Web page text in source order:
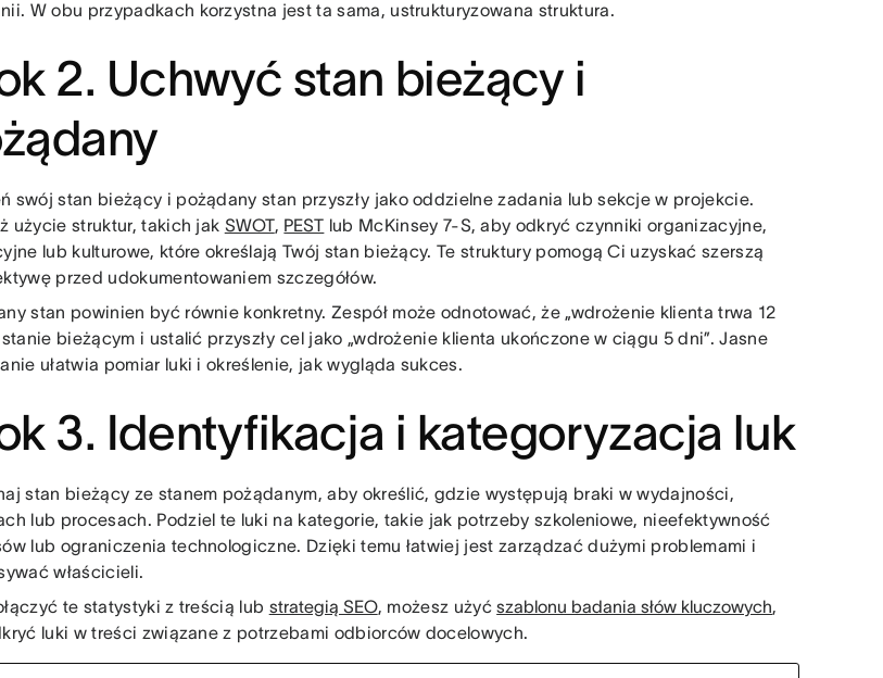
W obu przypadkach korzystna jest ta sama, ustrukturyzowana struktura.
2. Uchwyć stan bieżący i
swój stan bieżący i pożądany stan przyszły jako oddzielne zadania lub sekcje w projekcie.
użycie struktur, takich jak SWOT, PEST lub McKinsey 7-S, aby odkryć czynniki organizacyjne,
lub kulturowe, które określają Twój stan bieżący. Te struktury pomogą Ci uzyskać szerszą
przed udokumentowaniem szczegółów.
stan powinien być równie konkretny. Zespół może odnotować, że „wdrożenie klienta trwa 12
bieżącym i ustalić przyszły cel jako „wdrożenie klienta ukończone w ciągu 5 dni”. Jasne
ułatwia pomiar luki i określenie, jak wygląda sukces.
3. Identyfikacja i kategoryzacja luk
stan bieżący ze stanem pożądanym, aby określić, gdzie występują braki w wydajności,
lub procesach. Podziel te luki na kategorie, takie jak potrzeby szkoleniowe, nieefektywność
lub ograniczenia technologiczne. Dzięki temu łatwiej jest zarządzać dużymi problemami i
właścicieli.
te statystyki z treścią lub strategią SEO, możesz użyćszablonu badania słów kluczowych,
luki w treści związane z potrzebami odbiorców docelowych.